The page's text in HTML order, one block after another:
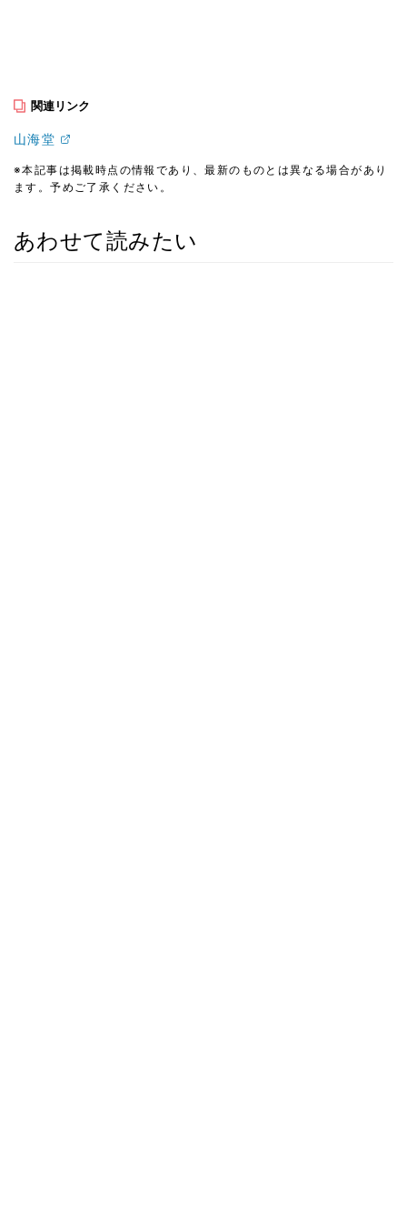
関連リンク
山海堂
※本記事は掲載時点の情報であり、最新のものとは異なる場合があり
ます。予めご了承ください。
あわせて読みたい